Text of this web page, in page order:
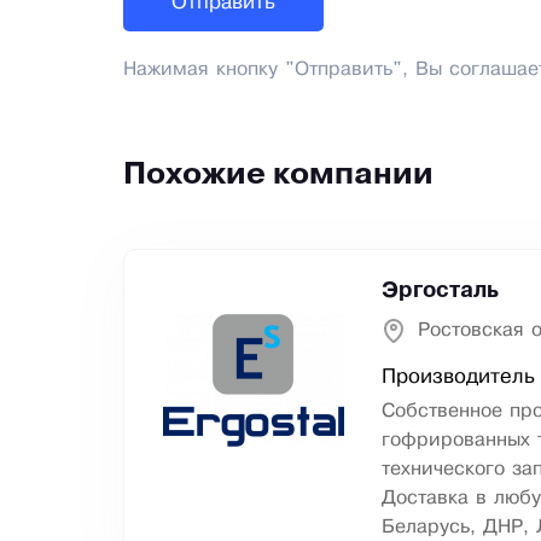
Нажимая кнопку "Отправить", Вы
Похожие компании
Эргосталь
Ростовская
Собственное
гофрированных
технического
Доставка в
Беларусь, ДНР,